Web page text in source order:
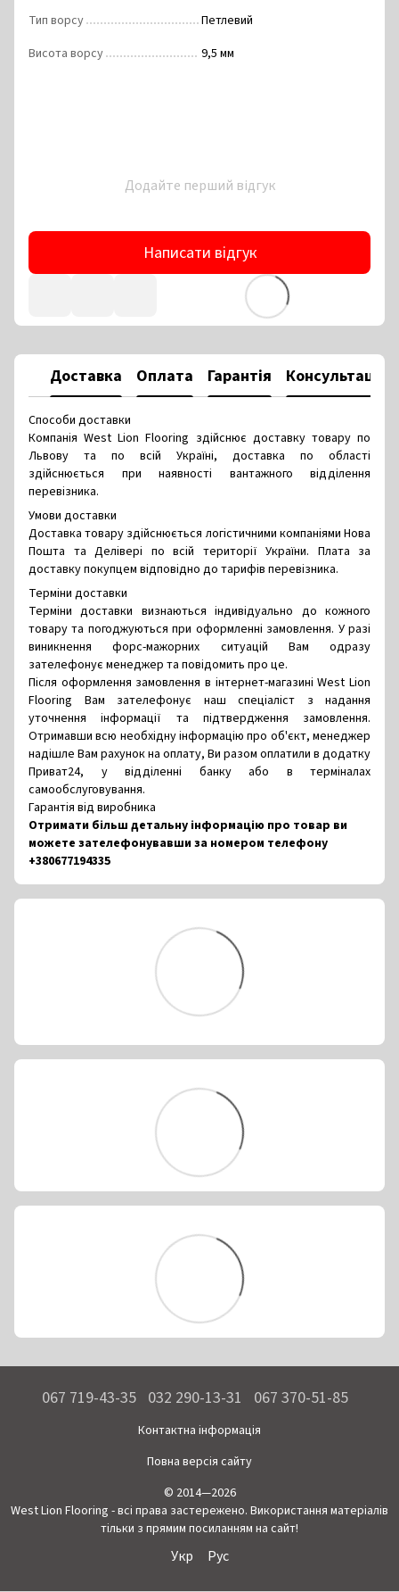
Тип ворсу
Петлевий
Висота ворсу
9,5 мм
Додайте перший відгук
Написати відгук
Доставка Оплата Гарантія Консультація
Способи доставки
Компанія West Lion Flooring здійснює доставку товару по
Львову та по всій Україні, доставка по області
здійснюється при наявності вантажного відділення
перевізника.
Умови доставки
Доставка товару здійснюється логістичними компаніями Нова
Пошта та Делівері по всій території України. Плата за
доставку покупцем відповідно до тарифів перевізника.
Терміни доставки
Терміни доставки визнаються індивідуально до кожного
товару та погоджуються при оформленні замовлення. У разі
виникнення форс-мажорних ситуацій Вам одразу
зателефонує менеджер та повідомить про це.
Після оформлення замовлення в інтернет-магазині West Lion
Flooring Вам зателефонує наш спеціаліст з надання
уточнення інформації та підтвердження замовлення.
Отримавши всю необхідну інформацію про об'єкт, менеджер
надішле Вам рахунок на оплату, Ви разом оплатили в додатку
Приват24, у відділенні банку або в терміналах
самообслуговування.
Гарантія від виробника
Отримати більш детальну інформацію про товар ви
можете зателефонувавши за номером телефону
+380677194335
067 719-43-35 032 290-13-31 067 370-51-85
Контактна інформація
Повна версія сайту
© 2014—2026
West Lion Flooring - всі права застережено. Використання матеріалів
тільки з прямим посиланням на сайт!
Укр Рус